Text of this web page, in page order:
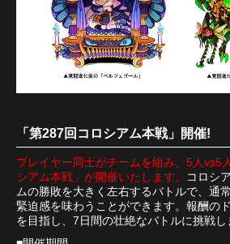
「第287回コロシアム本戦」開催!
プレイヤー同士がチームを組み、5人vs5
シアム本戦」が開催いたします。
コロシ
ムの勝敗を大きく左右するバトルで、通
緊迫感を味わうことができます。報酬の
を目指し、7日間の壮絶なバトルに挑戦し